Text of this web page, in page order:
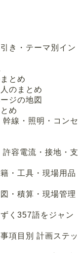
き・テーマ別イン
とめ
のまとめ
ジの地図
め
線・照明・コンセ
容電流・接地・支
・工具・現場用品
・積算・現場管理
く357語をジャン
項目別 計画ステッ